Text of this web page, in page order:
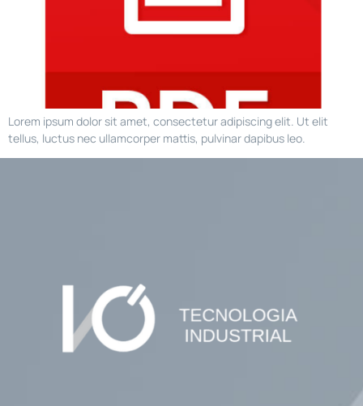
Lorem ipsum dolor sit amet, consectetur adipiscing elit. Ut elit
tellus, luctus nec ullamcorper mattis, pulvinar dapibus leo.